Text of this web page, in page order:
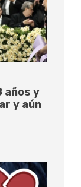
años y
y aún